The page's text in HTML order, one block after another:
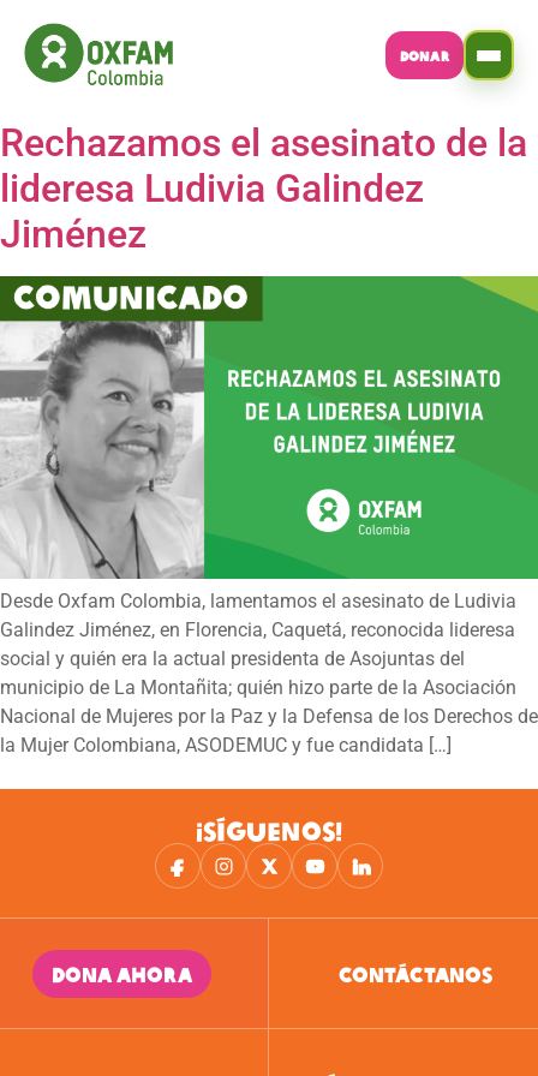
DONAR
Rechazamos el asesinato de la
lideresa Ludivia Galindez
Jiménez
Desde Oxfam Colombia, lamentamos el asesinato de Ludivia
Galindez Jiménez, en Florencia, Caquetá, reconocida lideresa
social y quién era la actual presidenta de Asojuntas del
municipio de La Montañita; quién hizo parte de la Asociación
Nacional de Mujeres por la Paz y la Defensa de los Derechos de
la Mujer Colombiana, ASODEMUC y fue candidata […]
¡SÍGUENOS!
DONA AHORA CONTÁCTANOS